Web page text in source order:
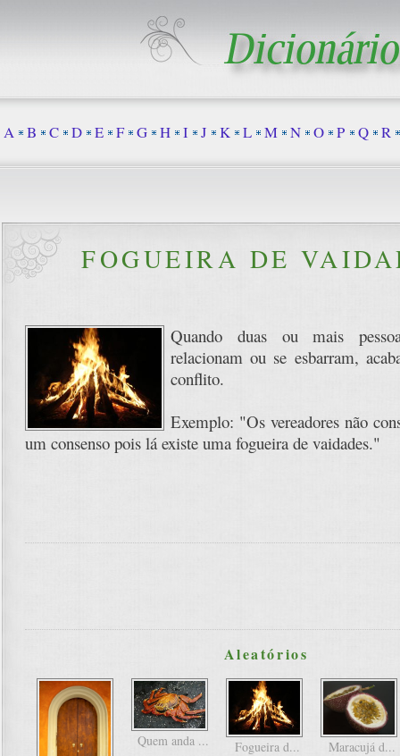
FOGUEIRA DE
Quando duas ou mais
relacionam ou se esbarram,
conflito.
Exemplo: "Os vereadores não
um consenso pois lá existe uma fogueira de vaidades."
Aleatórios
Quem anda ... Fogueira d... Maracujá d...
A B C D E F G H I J K L M N O P Q R